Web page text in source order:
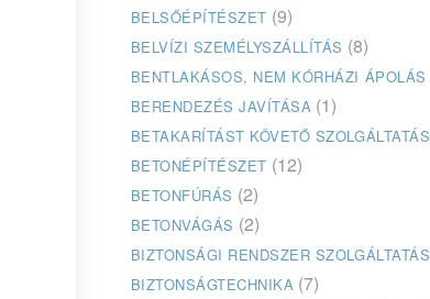
BELSŐÉPÍTÉSZET (9)
BELVÍZI SZEMÉLYSZÁLLÍTÁS (8)
BENTLAKÁSOS, NEM KÓRHÁZI ÁPOLÁS
BERENDEZÉS JAVÍTÁSA (1)
BETAKARÍTÁST KÖVETŐ SZOLGÁLTATÁS
BETONÉPÍTÉSZET (12)
BETONFÚRÁS (2)
BETONVÁGÁS (2)
BIZTONSÁGI RENDSZER SZOLGÁLTATÁS
BIZTONSÁGTECHNIKA (7)